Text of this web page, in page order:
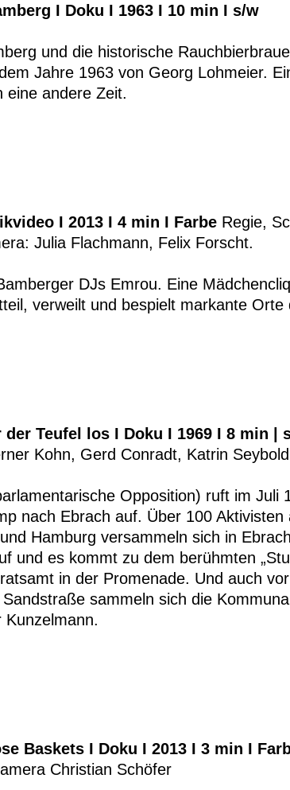
I Doku I 1963 I 10 min I s/w
und die historische
Jahre 1963 von Georg Lohmeier.
eine andere Zeit.
I 2013 I 4 min I Farbe Regie,
Julia Flachmann, Felix Forscht.
DJs Emrou. Eine
verweilt und bespielt markante Orte
Teufel los I Doku I 1969 I 8 min |
Kohn, Gerd Conradt, Katrin Seybold
Opposition) ruft im Juli
nach Ebrach auf. Über 100 Aktivisten
Hamburg versammeln sich in
und es kommt zu dem berühmten
in der Promenade. Und auch
sammeln sich die
Kunzelmann.
Baskets I Doku I 2013 I 3 min I
Christian Schöfer